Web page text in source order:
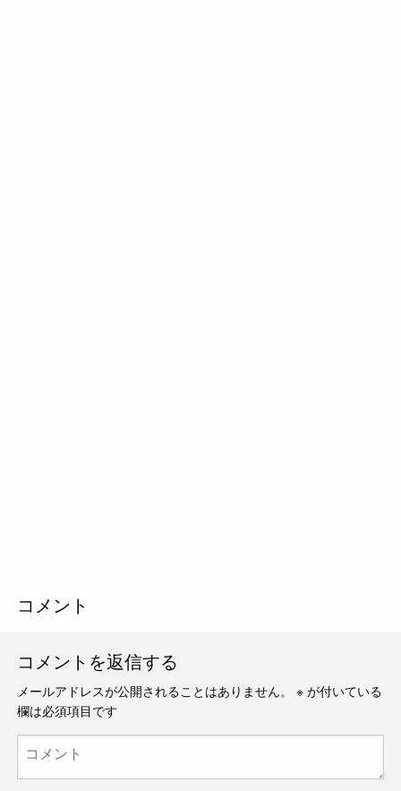
コメント
コメントを返信する
メールアドレスが公開されることはありません。 ※ が付いている
欄は必須項目です